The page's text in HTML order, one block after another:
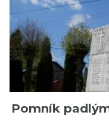
Pomník